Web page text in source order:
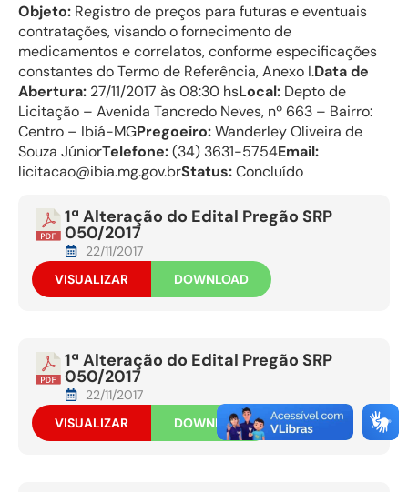
Objeto: Registro de preços para futuras e eventuais
contratações, visando o fornecimento de
medicamentos e correlatos, conforme especificações
constantes do Termo de Referência, Anexo I.Data de
Abertura: 27/11/2017 às 08:30 hsLocal: Depto de
Licitação – Avenida Tancredo Neves, nº 663 – Bairro:
Centro – Ibiá-MGPregoeiro:Wanderley Oliveira de
Souza JúniorTelefone:(34) 3631-5754Email:
licitacao@ibia.mg.gov.brStatus:Concluído
1ª Alteração do Edital Pregão SRP
050/2017
22/11/2017
VISUALIZAR
DOWNLOAD
1ª Alteração do Edital Pregão SRP
050/2017
22/11/2017
VISUALIZAR
DOWNLOAD